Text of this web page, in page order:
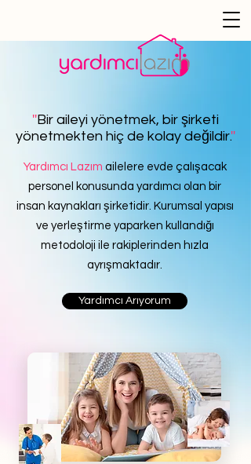
''Bir aileyi yönetmek, bir şirketi
yönetmekten hiç de kolay değildir.''
Yardımcı Lazım ailelere evde çalışacak
personel konusunda yardımcı olan bir
insan kaynakları şirketidir. Kurumsal yapısı
ve yerleştirme yaparken kullandığı
metodoloji ile rakiplerinden hızla
ayrışmaktadır.
Yardımcı Arıyorum